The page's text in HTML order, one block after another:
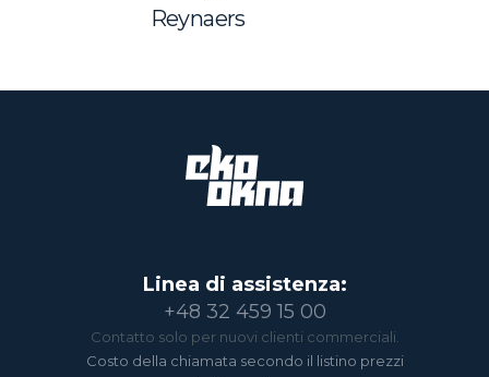
Reynaers
Linea di assistenza:
+48 32 459 15 00
Contatto solo per nuovi clienti commerciali.
Costo della chiamata secondo il listino prezzi